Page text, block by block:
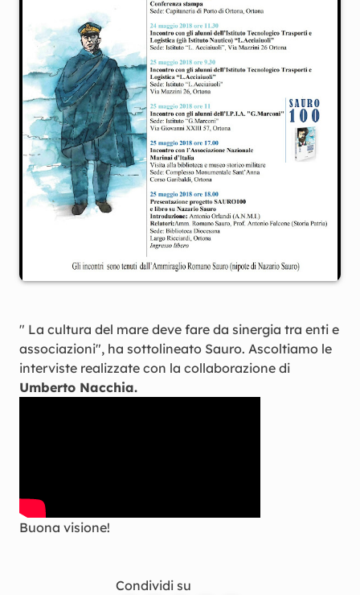
" La cultura del mare deve fare da sinergia tra enti e
associazioni", ha sottolineato Sauro. Ascoltiamo le
interviste realizzate con la collaborazione di
Umberto Nacchia.
Buona visione!
Condividi su